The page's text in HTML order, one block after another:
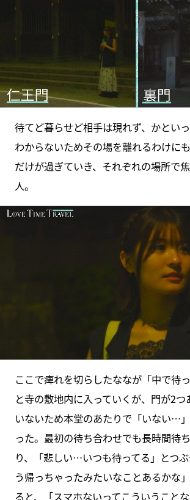
待てど暮らせど相手は現れず、かとい
わからないためその場を離れるわけに
だけが過ぎていき、それぞれの場所で
人。
ここで痺れを切らしたななが「中で待
と寺の敷地内に入っていくが、門が2つ
いないため本堂のあたりで「いない…
った。最初の待ち合わせでも長時間待
り、「悲しい…いつも待ってる」とつ
う帰っちゃったみたいなことあるかな
ると、「スマホないってこういうこと